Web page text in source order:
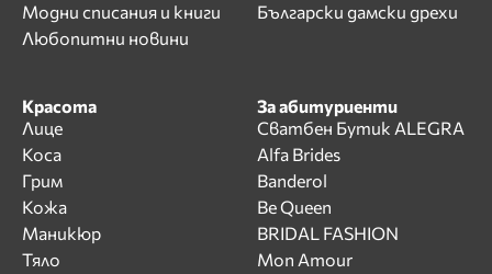
Модни списания и книги
Любопитни новини
Български дамски дрехи
Красота
Лице
Коса
Грим
Кожа
Маникюр
Тяло
За абитуриенти
Сватбен Бутик ALEGRA
Alfa Brides
Banderol
Be Queen
BRIDAL FASHION
Mon Amour